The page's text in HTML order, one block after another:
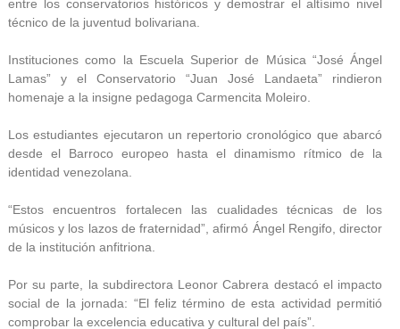
entre los conservatorios históricos y demostrar el altísimo nivel
técnico de la juventud bolivariana.
Instituciones como la Escuela Superior de Música “José Ángel
Lamas” y el Conservatorio “Juan José Landaeta” rindieron
homenaje a la insigne pedagoga Carmencita Moleiro.
Los estudiantes ejecutaron un repertorio cronológico que abarcó
desde el Barroco europeo hasta el dinamismo rítmico de la
identidad venezolana.
“Estos encuentros fortalecen las cualidades técnicas de los
músicos y los lazos de fraternidad”, afirmó Ángel Rengifo, director
de la institución anfitriona.
Por su parte, la subdirectora Leonor Cabrera destacó el impacto
social de la jornada: “El feliz término de esta actividad permitió
comprobar la excelencia educativa y cultural del país”.